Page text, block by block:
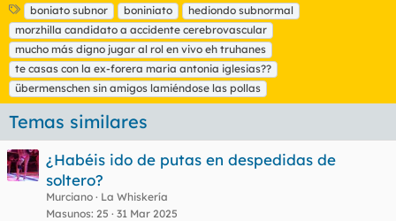
E
t
i
q
u
e
t
a
boniato subnor boniniato
hediondo subnormal
morzhilla candidato a accidente cerebrovascular
mucho más digno jugar al rol en vivo eh truhanes
te casas con la ex-forera maria antonia iglesias??
übermenschen sin amigos lamiéndose las pollas
Temas similares
¿Habéis ido de putas en despedidas de
soltero?
Murciano
La Whiskería
Masunos 25 31 Mar 2025